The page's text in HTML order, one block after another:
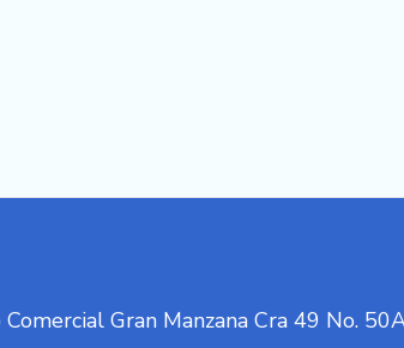
Comercial Gran Manzana Cra 49 No.